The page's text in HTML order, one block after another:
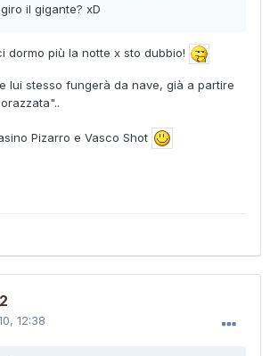
il gigante? xD
dormo più la notte x sto dubbio!
lui stesso fungerà da nave, già a partire
Pizarro e Vasco Shot
12:38